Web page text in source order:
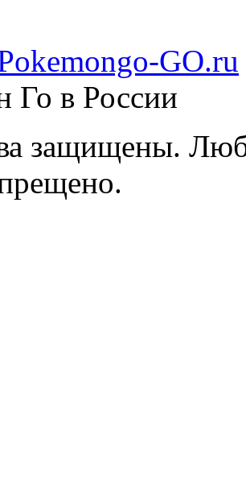
GO.ru
Го в России
защищены.